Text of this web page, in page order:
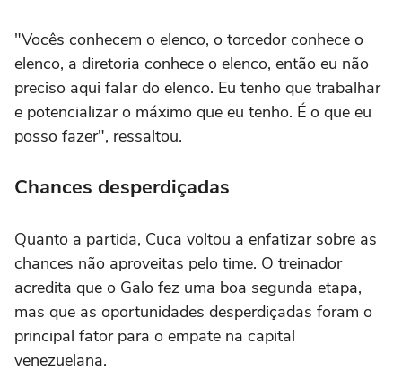
"Vocês conhecem o elenco, o torcedor conhece o
elenco, a diretoria conhece o elenco, então eu não
preciso aqui falar do elenco. Eu tenho que trabalhar
e potencializar o máximo que eu tenho. É o que eu
posso fazer", ressaltou.
Chances desperdiçadas
Quanto a partida, Cuca voltou a enfatizar sobre as
chances não aproveitas pelo time. O treinador
acredita que o Galo fez uma boa segunda etapa,
mas que as oportunidades desperdiçadas foram o
principal fator para o empate na capital
venezuelana.